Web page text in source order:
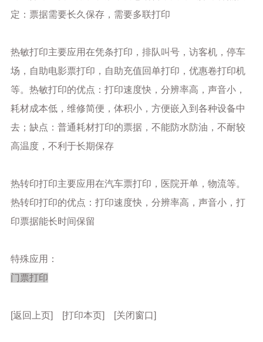
定：票据需要长久保存，需要多联打印
热敏打印主要应用在凭条打印，排队叫号，访客机，停车
场，自助电影票打印，自助充值回单打印，优惠卷打印机
等。热敏打印的优点：打印速度快，分辨率高，声音小，
耗材成本低，维修简便，体积小，方便嵌入到各种设备中
去；缺点：普通耗材打印的票据，不能防水防油，不耐较
高温度，不利于长期保存
热转印打印主要应用在汽车票打印，医院开单，物流等。
热转印打印的优点：打印速度快，分辨率高，声音小，打
印票据能长时间保留
特殊应用：
门票打印
[返回上页] [打印本页] [关闭窗口]